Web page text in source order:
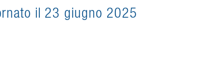
il 23 giugno 2025